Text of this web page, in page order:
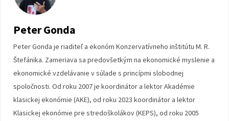
Peter Gonda
Peter Gonda je riaditeľ a ekonóm Konzervatívneho inštitútu M. R.
Štefánika. Zameriava sa predovšetkým na ekonomické myslenie a
ekonomické vzdelávanie v súlade s princípmi slobodnej
spoločnosti. Od roku 2007 je koordinátor a lektor Akadémie
klasickej ekonómie (AKE), od roku 2023 koordinátor a lektor
Klasickej ekonómie pre stredoškolákov (KEPS), od roku 2005